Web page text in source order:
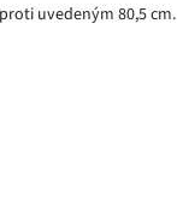
uvedeným 80,5 cm.